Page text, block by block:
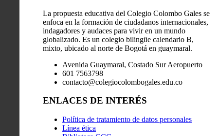
La propuesta educativa del Colegio Colombo Gales se
enfoca en la formación de ciudadanos internacionales,
indagadores y audaces para vivir en un mundo
globalizado. Es un colegio bilingüe calendario B,
mixto, ubicado al norte de Bogotá en guaymaral.
Avenida Guaymaral, Costado Sur Aeropuerto
601 7563798
contacto@colegiocolombogales.edu.co
ENLACES DE INTERÉS
Política de tratamiento de datos personales
Línea ética